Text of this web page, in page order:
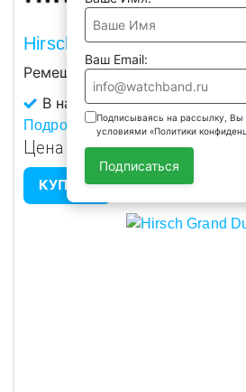
Ваш Email:
Подписываясь на рассылку, Вы
условиями «Политики
Подписаться
Hirsch Grand Duke L
Ремешок для наручных часов.
В наличии
Подробнее...
Цена:
КУПИТЬ